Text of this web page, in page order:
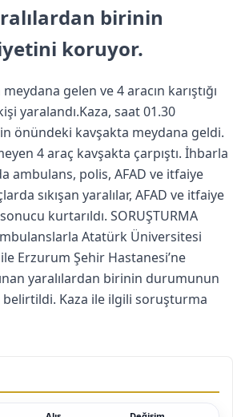
birinin
koruyor.
gelen ve 4 aracın karıştığı
yaralandı.Kaza, saat 01.30
önündeki kavşakta meydana geldi.
4 araç kavşakta çarpıştı. İhbarla
ambulans, polis, AFAD ve itfaiye
sıkışan yaralılar, AFAD ve itfaiye
kurtarıldı. SORUŞTURMA
Atatürk Üniversitesi
Erzurum Şehir Hastanesi’ne
yaralılardan birinin durumunun
Kaza ile ilgili soruşturma